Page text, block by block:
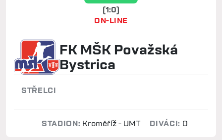
(1:0)
ON-LINE
FK MŠK Považská
Bystrica
STŘELCI
STADION: Kroměříž - UMT DIVÁCI: 0